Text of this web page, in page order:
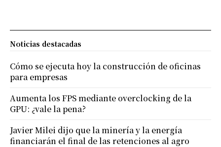
Noticias destacadas
Cómo se ejecuta hoy la construcción de oficinas
para empresas
Aumenta los FPS mediante overclocking de la
GPU: ¿vale la pena?
Javier Milei dijo que la minería y la energía
financiarán el final de las retenciones al agro